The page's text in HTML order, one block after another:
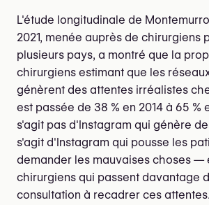
L'étude longitudinale de
2021, menée auprès de chirurgiens
plusieurs pays, a montré que la
chirurgiens estimant que les
génèrent des attentes irréalistes
est passée de 38 % en 2014 à 65 %
s'agit pas d'Instagram qui génère
s'agit d'Instagram qui pousse les
demander les mauvaises choses —
chirurgiens qui passent davantage
consultation à recadrer ces attentes.